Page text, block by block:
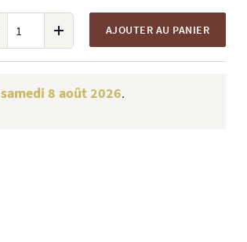
AJOUTER AU PANIER
samedi 8 août 2026.